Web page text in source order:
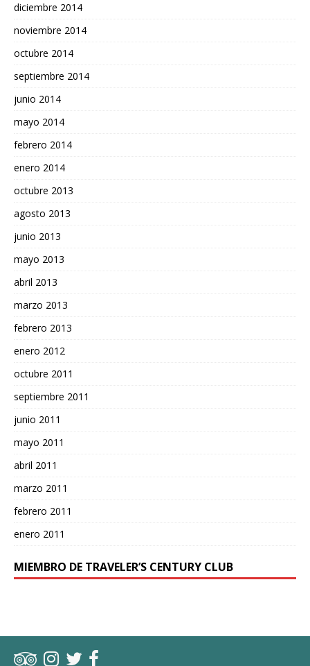
diciembre 2014
noviembre 2014
octubre 2014
septiembre 2014
junio 2014
mayo 2014
febrero 2014
enero 2014
octubre 2013
agosto 2013
junio 2013
mayo 2013
abril 2013
marzo 2013
febrero 2013
enero 2012
octubre 2011
septiembre 2011
junio 2011
mayo 2011
abril 2011
marzo 2011
febrero 2011
enero 2011
MIEMBRO DE TRAVELER’S CENTURY CLUB